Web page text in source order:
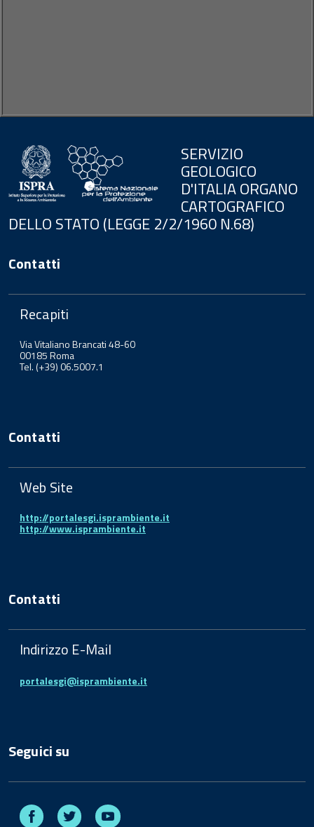
SERVIZIO
GEOLOGICO
D'ITALIA ORGANO
CARTOGRAFICO
DELLO STATO (LEGGE 2/2/1960 N.68)
Contatti
Recapiti
Via Vitaliano Brancati 48-60
00185 Roma
Tel. (+39) 06.5007.1
Contatti
Web Site
http://portalesgi.isprambiente.it
http://www.isprambiente.it
Contatti
Indirizzo E-Mail
portalesgi@isprambiente.it
Seguici su
Facebook Twitter